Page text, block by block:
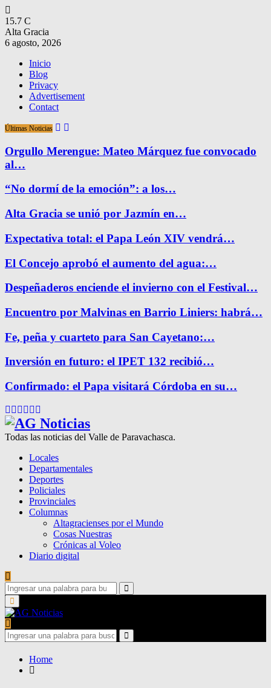
15.7 C
Alta Gracia
6 agosto, 2026
Inicio
Blog
Privacy
Advertisement
Contact
Últimas Noticias
Orgullo Merengue: Mateo Márquez fue convocado
al…
“No dormí de la emoción”: a los…
Alta Gracia se unió por Jazmín en…
Expectativa total: el Papa León XIV vendrá…
El Concejo aprobó el aumento del agua:…
Despeñaderos enciende el invierno con el Festival…
Encuentro por Malvinas en Barrio Liniers: habrá…
Fe, peña y cuarteto para San Cayetano:…
Inversión en futuro: el IPET 132 recibió…
Confirmado: el Papa visitará Córdoba en su…
Facebook
Twitter
Instagram
Pinterest
Google
Todas las noticias del Valle de Paravachasca.
Locales
Departamentales
Deportes
Policiales
Provinciales
Columnas
Altagracienses por el Mundo
Cosas Nuestras
Crónicas al Voleo
Diario digital
Search
for:
Search
Primary
Menu
Search
for:
Search
Home